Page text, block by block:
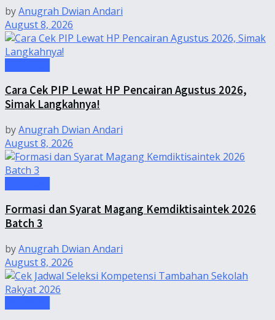
byAnugrah Dwian Andari
August 8, 2026
Cara Cek PIP Lewat HP Pencairan Agustus 2026,
Simak Langkahnya!
byAnugrah Dwian Andari
August 8, 2026
Formasi dan Syarat Magang Kemdiktisaintek 2026
Batch 3
byAnugrah Dwian Andari
August 8, 2026